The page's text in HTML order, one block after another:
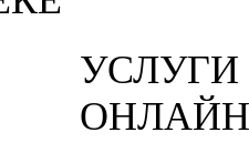
УСЛУГИ
ОНЛАЙН